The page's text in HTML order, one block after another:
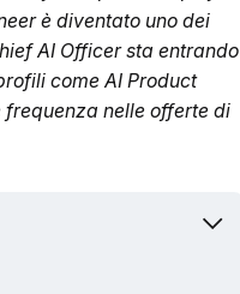
è diventato uno dei
AI Officer sta entrando
come AI Product
nelle offerte di